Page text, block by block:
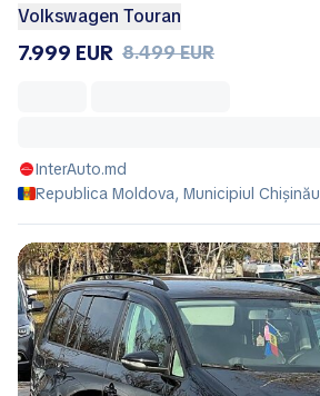
Volkswagen Touran
7.999 EUR 8.499 EUR
InterAuto.md
Republica Moldova, Municipiul Chișinău